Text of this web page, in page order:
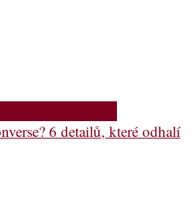
6 detailů, které odhalí